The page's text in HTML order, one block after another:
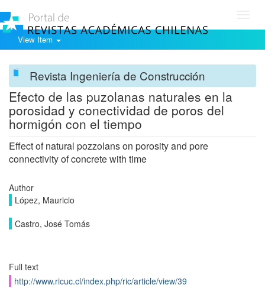
View Item
Revista Ingeniería de Construcción
Efecto de las puzolanas naturales en la
porosidad y conectividad de poros del
hormigón con el tiempo
Effect of natural pozzolans on porosity and pore
connectivity of concrete with time
Author
López, Mauricio
Castro, José Tomás
Full text
http://www.ricuc.cl/index.php/ric/article/view/39